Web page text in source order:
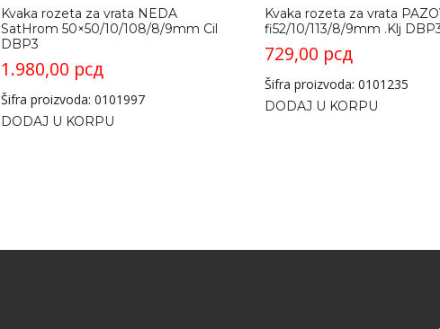
Kvaka rozeta za vrata NEDA
SatHrom 50×50/10/108/8/9mm Cil
DBP3
1.980,00 рсд
Šifra proizvoda: 0101997
DODAJ U KORPU
Kvaka rozeta za vrata
fi52/10/113/8/9mm .Klj
729,00 рсд
Šifra proizvoda: 0101235
DODAJ U KORPU